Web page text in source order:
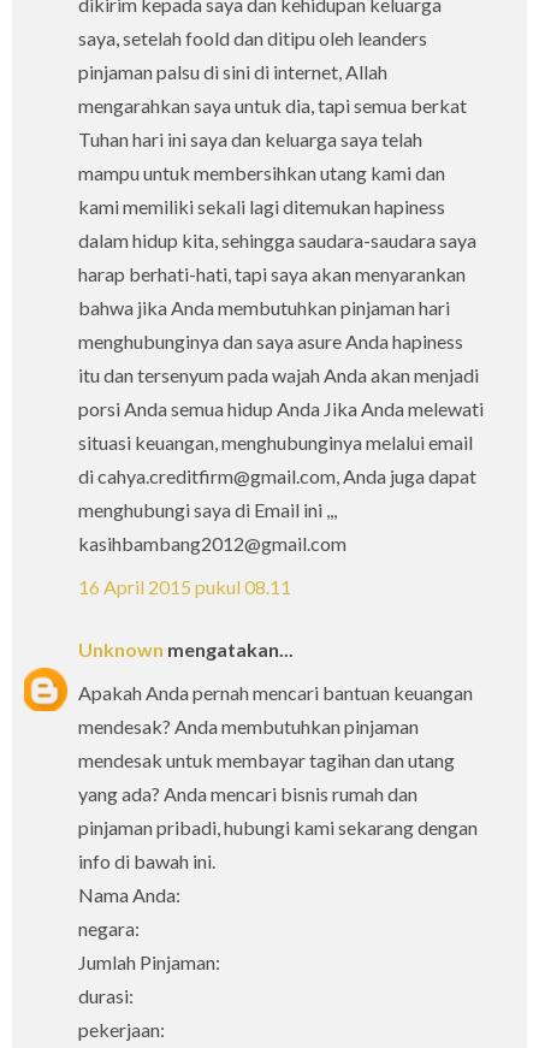
saya, setelah foold dan ditipu oleh leanders
pinjaman palsu di sini di internet, Allah
mengarahkan saya untuk dia, tapi semua berkat
Tuhan hari ini saya dan keluarga saya telah
mampu untuk membersihkan utang kami dan
kami memiliki sekali lagi ditemukan hapiness
dalam hidup kita, sehingga saudara-saudara saya
harap berhati-hati, tapi saya akan menyarankan
bahwa jika Anda membutuhkan pinjaman hari
menghubunginya dan saya asure Anda hapiness
itu dan tersenyum pada wajah Anda akan menjadi
porsi Anda semua hidup Anda Jika Anda melewati
situasi keuangan, menghubunginya melalui email
di cahya.creditfirm@gmail.com, Anda juga dapat
menghubungi saya di Email ini ,,,
kasihbambang2012@gmail.com
16 April 2015 pukul 08.11
Unknown mengatakan...
Apakah Anda pernah mencari bantuan keuangan
mendesak? Anda membutuhkan pinjaman
mendesak untuk membayar tagihan dan utang
yang ada? Anda mencari bisnis rumah dan
pinjaman pribadi, hubungi kami sekarang dengan
info di bawah ini.
Nama Anda:
negara:
Jumlah Pinjaman:
durasi:
pekerjaan: